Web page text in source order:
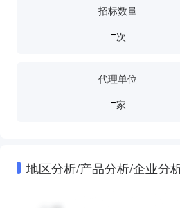
招标数量
-次
代理单位
-家
地区分析/产品分析/企业分